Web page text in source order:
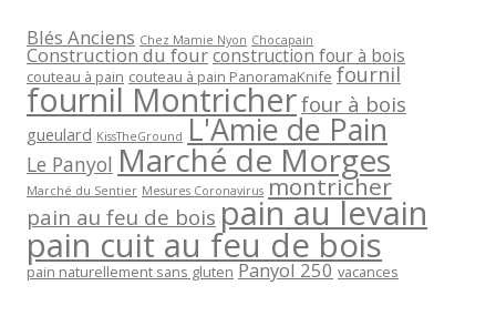
Blés Anciens Chez Mamie Nyon Chocapain
Construction du fourconstruction four à bois
couteau à pain couteau à pain PanoramaKnife fournil
fournil Montricherfour à bois
gueulard KissTheGround L'Amie de Pain
Le Panyol Marché de Morges
Marché du Sentier Mesures Coronavirus montricher
pain au feu de boispain au levain
pain cuit au feu de bois
pain naturellement sans gluten Panyol 250 vacances